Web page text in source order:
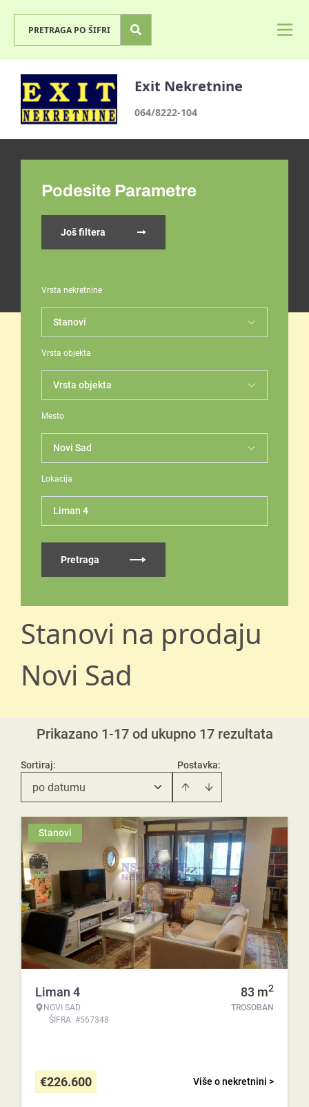
Exit Nekretnine
064/8222-104
Podesite Parametre
Još filtera
Vrsta nekretnine
Vrsta objekta
Mesto
Lokacija
Liman 4
Pretraga
Stanovi na prodaju
Novi Sad
Prikazano 1-17 od ukupno 17 rezultata
Postavka:
Sortiraj:
po datumu
Stanovi
Liman 4
NOVI SAD
ŠIFRA: #567348
83 m2
TROSOBAN
Više o nekretnini >
€226.600